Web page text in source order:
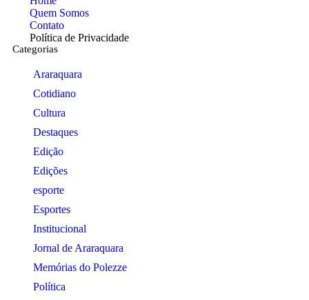
Quem Somos
Contato
Política de Privacidade
Categorias
Araraquara
Cotidiano
Cultura
Destaques
Edição
Edições
esporte
Esportes
Institucional
Jornal de Araraquara
Memórias do Polezze
Política